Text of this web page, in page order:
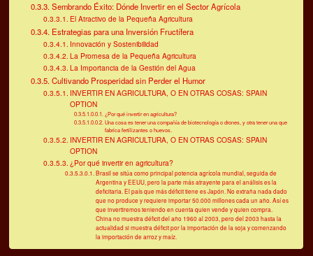
Sembrando Éxito: Dónde Invertir en el Sector Agrícola
El Atractivo de la Pequeña Agricultura
Estrategias para una Inversión Fructífera
Innovación y Sostenibilidad
La Promesa de la Pequeña Agricultura
La Importancia de la Gestión del Agua
Cultivando Prosperidad sin Perder el Humor
INVERTIR EN AGRICULTURA, O EN OTRAS COSAS: SPAIN
OPTION
¿Por qué invertir en agricultura?
Una cosa es tener una compañía de biotecnología o drones, y otra tener una que
fabrica fertilizantes o huevos.
INVERTIR EN AGRICULTURA, O EN OTRAS COSAS: SPAIN
OPTION
¿Por qué invertir en agricultura?
Brasil se sitúa como principal potencia agrícola mundial, seguida de
Argentina y EEUU, pero la parte más atrayente para el análisis es la
deficitaria. El país que más déficit tiene es Japón. No extraña nada dado
que no produce y requiere importar 50.000 millones cada un año. Así es
que invertiremos teniendo en cuenta quien vende y quien compra.
China no muestra déficit del año 1960 al 2003, pero del 2003 hasta la
actualidad si muestra déficit por la importación de la soja y comenzando
la importación de arroz y maíz.